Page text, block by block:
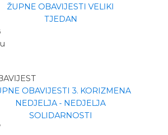
ŽUPNE OBAVIJESTI VELIKI
TJEDAN
OBAVIJESTI 3. KORIZMENA
NEDJELJA - NEDJELJA
SOLIDARNOSTI